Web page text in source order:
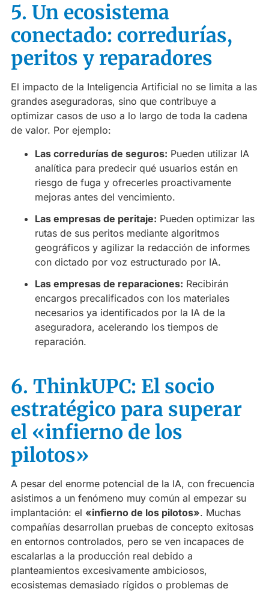
5. Un ecosistema
conectado: corredurías,
peritos y reparadores
El impacto de la Inteligencia Artificial no se limita a las
grandes aseguradoras, sino que contribuye a
optimizar casos de uso a lo largo de toda la cadena
de valor. Por ejemplo:
Las corredurías de seguros: Pueden utilizar IA
analítica para predecir qué usuarios están en
riesgo de fuga y ofrecerles proactivamente
mejoras antes del vencimiento.
Las empresas de peritaje: Pueden optimizar las
rutas de sus peritos mediante algoritmos
geográficos y agilizar la redacción de informes
con dictado por voz estructurado por IA.
Las empresas de reparaciones: Recibirán
encargos precalificados con los materiales
necesarios ya identificados por la IA de la
aseguradora, acelerando los tiempos de
reparación.
6. ThinkUPC: El socio
estratégico para superar
el «infierno de los
pilotos»
A pesar del enorme potencial de la IA, con frecuencia
asistimos a un fenómeno muy común al empezar su
implantación: el «infierno de los pilotos». Muchas
compañías desarrollan pruebas de concepto exitosas
en entornos controlados, pero se ven incapaces de
escalarlas a la producción real debido a
planteamientos excesivamente ambiciosos,
ecosistemas demasiado rígidos o problemas de